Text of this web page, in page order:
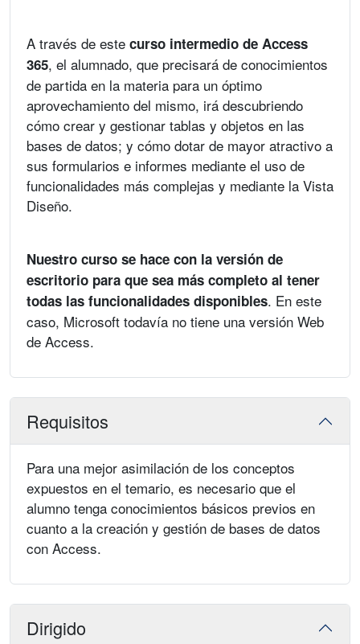
A través de este curso intermedio de Access
365, el alumnado, que precisará de conocimientos
de partida en la materia para un óptimo
aprovechamiento del mismo, irá descubriendo
cómo crear y gestionar tablas y objetos en las
bases de datos; y cómo dotar de mayor atractivo a
sus formularios e informes mediante el uso de
funcionalidades más complejas y mediante la Vista
Diseño.
Nuestro curso se hace con la versión de
escritorio para que sea más completo al tener
todas las funcionalidades disponibles. En este
caso, Microsoft todavía no tiene una versión Web
de Access.
Requisitos
Para una mejor asimilación de los conceptos
expuestos en el temario, es necesario que el
alumno tenga conocimientos básicos previos en
cuanto a la creación y gestión de bases de datos
con Access.
Dirigido